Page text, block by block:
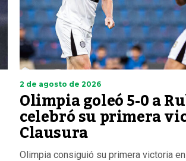
2 de agosto de 2026
Olimpia goleó 5-0 a
celebró su primera
Clausura
Olimpia consiguió su primera victoria